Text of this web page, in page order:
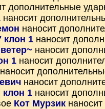
дополнительные
наносит
наносит
клон 1 наносит
наносит
1 наносит
наносит
наносит
клон 1 наносит
Кот Мурзик